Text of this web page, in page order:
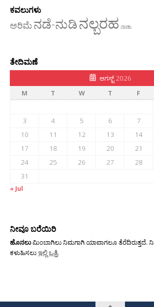
ಕವಲುಗಳು
ಅರಿಮೆನಡೆ-ನುಡಿನಲ್ಬರಹ ನಾಡು
ತೇದಿಮಣೆ
ಆಗಸ್ಟ್ 2026
M
T W T F
3
4 5 6 7
10
11 12 13 14
17
18 19 20 21
24
25 26 27 28
31
« Jul
ನೀವೂ ಬರೆಯಿರಿ
ಹೊನಲುಮಿಂಬಾಗಿಲು ನಿಮಗಾಗಿ ಯಾವಾಗಲೂ ತೆರೆದಿರುತ್ತದೆ.
ಕಳುಹಿಸಲುಇಲ್ಲಿ ಒತ್ತಿ.